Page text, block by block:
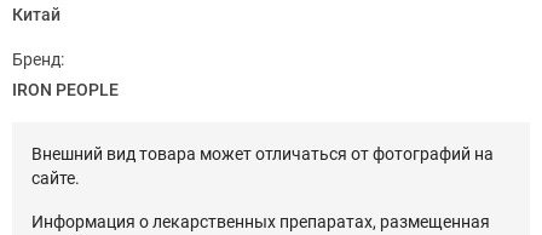
Китай
Бренд:
IRON PEOPLE
Внешний вид товара может отличаться от фотографий на
сайте.
Информация о лекарственных препаратах, размещенная